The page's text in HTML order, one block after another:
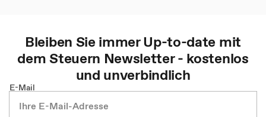
Bleiben Sie immer Up-to-date mit
demSteuern Newsletter - kostenlos
und unverbindlich
E-Mail